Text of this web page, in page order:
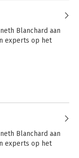
twee kinderen en
Leiderschap en de
One Minute
Manager
Blanchard aan
experts op het
Blanchard aan
experts op het